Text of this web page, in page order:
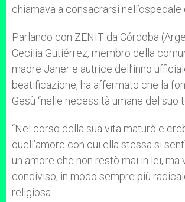
chiamava a consacrarsi nell’ospedale
Parlando con ZENIT da Córdoba
Cecilia Gutiérrez, membro della
madre Janer e autrice dell’inno
beatificazione, ha affermato che la
Gesù “nelle necessità umane del suo
“Nel corso della sua vita maturò e
quell’amore con cui ella stessa si
un amore che non restò mai in lei, ma
condiviso, in modo sempre più
religiosa.